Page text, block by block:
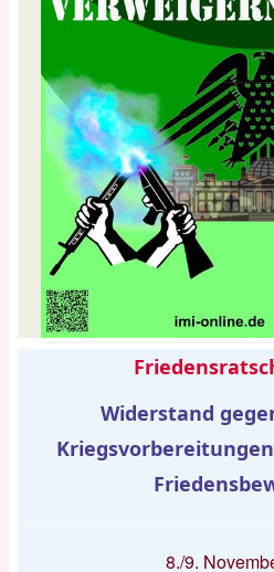
Widerstand
8./9.